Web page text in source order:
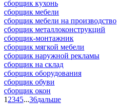
сборщик кухонь
сборщик мебели
сборщик мебели на производство
сборщик металлоконструкций
сборщик-монтажник
сборщик мягкой мебели
сборщик наружной рекламы
сборщик на склад
сборщик оборудования
сборщик обуви
сборщик окон
1 2345...36дальше